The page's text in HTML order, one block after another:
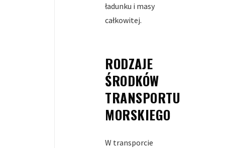
ładunku i masy
całkowitej.
RODZAJE
ŚRODKÓW
TRANSPORTU
MORSKIEGO
W transporcie